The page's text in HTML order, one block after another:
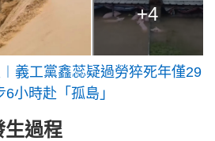
+4
義工黨鑫蕊疑過勞猝死年僅29
小時赴「孤島」
生過程